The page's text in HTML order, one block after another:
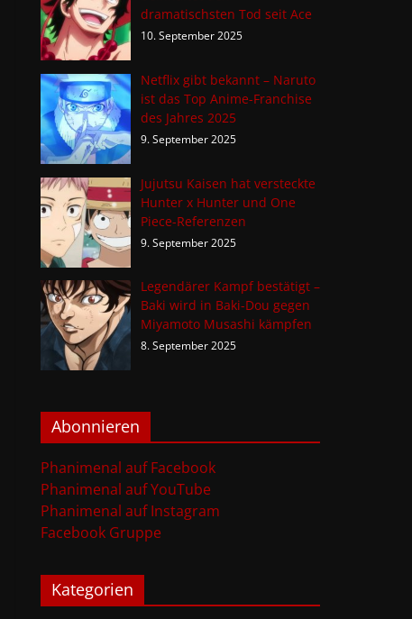
dramatischsten Tod seit Ace
10. September 2025
Netflix gibt bekannt – Naruto
ist das Top Anime-Franchise
des Jahres 2025
9. September 2025
Jujutsu Kaisen hat versteckte
Hunter x Hunter und One
Piece-Referenzen
9. September 2025
Legendärer Kampf bestätigt –
Baki wird in Baki-Dou gegen
Miyamoto Musashi kämpfen
8. September 2025
Abonnieren
Phanimenal auf Facebook
Phanimenal auf YouTube
Phanimenal auf Instagram
Facebook Gruppe
Kategorien